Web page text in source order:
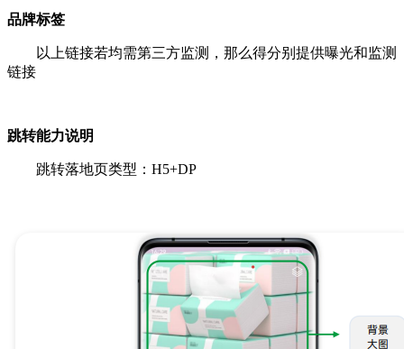
品牌标签
以上链接若均需第三方监测，那么得分别提供曝光和监测
链接
跳转能力说明
跳转落地页类型：H5+DP